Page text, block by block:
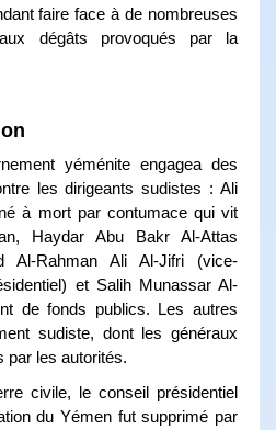
faire face à de nombreuses
dégâts provoqués par la
yéménite engagea des
les dirigeants sudistes : Ali
à mort par contumace qui vit
Haydar Abu Bakr Al-Attas
Al-Rahman Ali Al-Jifri (vice-
et Salih Munassar Al-
de fonds publics. Les autres
sudiste, dont les généraux
par les autorités.
civile, le conseil présidentiel
du Yémen fut supprimé par